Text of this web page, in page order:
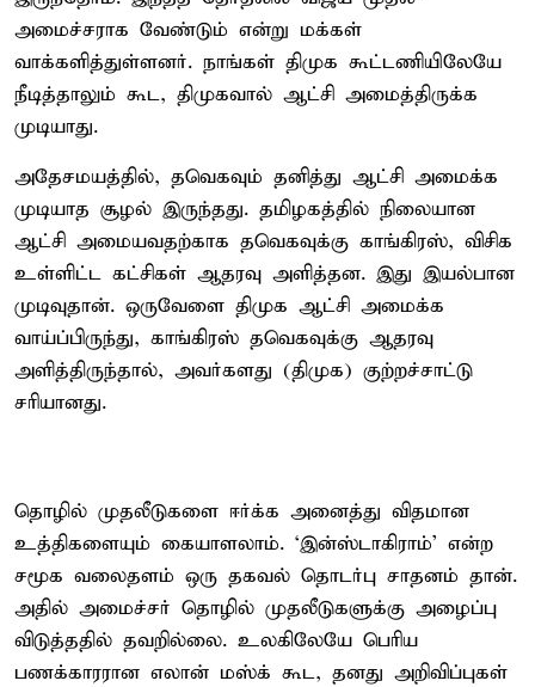
அமைச்சராக வேண்டும் என்று மக்கள்
வாக்களித்துள்ளனர். நாங்கள் திமுக கூட்டணியிலேயே
நீடித்தாலும் கூட, திமுகவால் ஆட்சி அமைத்திருக்க
முடியாது.
அதேசமயத்தில், தவெகவும் தனித்து ஆட்சி அமைக்க
முடியாத சூழல் இருந்தது. தமிழகத்தில் நிலையான
ஆட்சி அமையவதற்காக தவெகவுக்கு காங்கிரஸ், விசிக
உள்ளிட்ட கட்சிகள் ஆதரவு அளித்தன. இது இயல்பான
முடிவுதான். ஒருவேளை திமுக ஆட்சி அமைக்க
வாய்ப்பிருந்து, காங்கிரஸ் தவெகவுக்கு ஆதரவு
அளித்திருந்தால், அவர்களது (திமுக) குற்றச்சாட்டு
சரியானது.
தொழில் முதலீடுகளை ஈர்க்க அனைத்து விதமான
உத்திகளையும் கையாளலாம். ‘இன்ஸ்டாகிராம்’ என்ற
சமூக வலைதளம் ஒரு தகவல் தொடர்பு சாதனம் தான்.
அதில் அமைச்சர் தொழில் முதலீடுகளுக்கு அழைப்பு
விடுத்ததில் தவறில்லை. உலகிலேயே பெரிய
பணக்காரரான எலான் மஸ்க் கூட, தனது அறிவிப்புகள்